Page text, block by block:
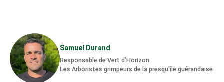
Samuel Durand
Responsable de Vert d’Horizon
Les Arboristes grimpeurs de la presqu'île guérandaise